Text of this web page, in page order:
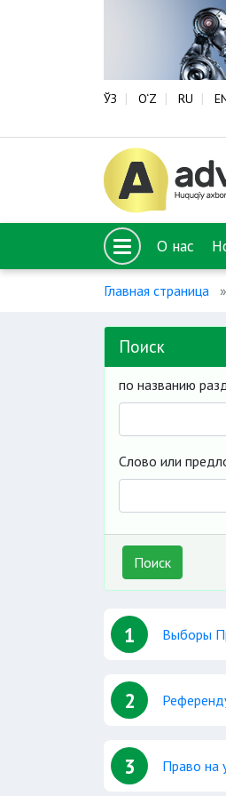
ЎЗ O‘Z RU
О нас
Главная страница
Поиск
по названию
Слово или
Поиск
1 Выборы
2
3 Право на